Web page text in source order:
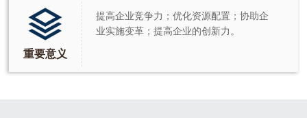
重要意义
提高企业竞争力；优化资源配置；协助企
业实施变革；提高企业的创新力。